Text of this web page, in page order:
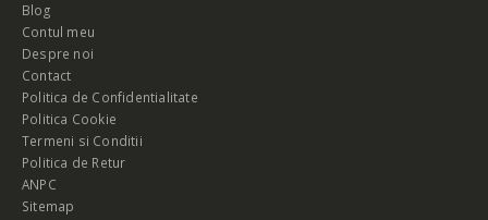
Blog
Contul meu
Despre noi
Contact
Politica de Confidentialitate
Politica Cookie
Termeni si Conditii
Politica de Retur
ANPC
Sitemap